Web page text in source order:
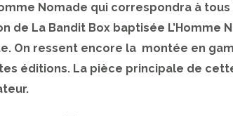
Nomade qui correspondra à
de La Bandit Box baptisée L’Homme
On ressent encore la montée en
éditions. La pièce principale de